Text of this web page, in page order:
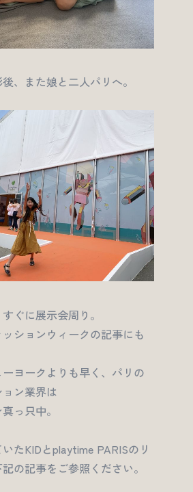
、また娘と二人パリへ。
ぐに展示会周り。
ションウィークの記事にも
ヨークよりも早く、パリの
ン業界は
っ只中。
たKIDとplaytime PARISのリ
の記事をご参照ください。